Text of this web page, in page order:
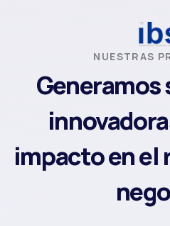
NUESTRAS
impacto en el